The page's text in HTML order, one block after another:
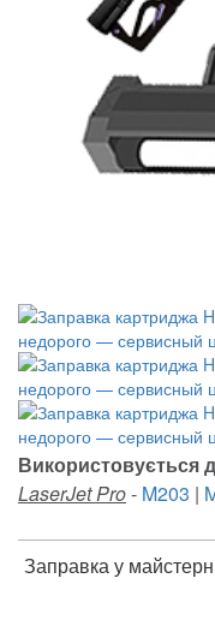
Використовується
LaserJet Pro- M203 |
Заправка у